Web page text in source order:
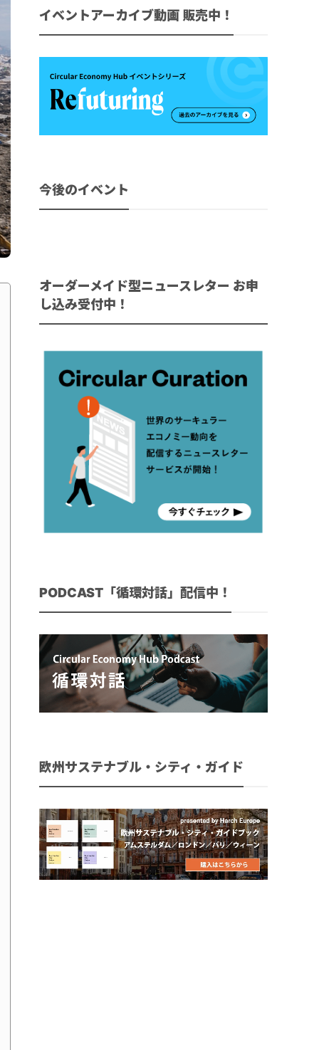
イベントアーカイブ動画 販売中！
今後のイベント
オーダーメイド型ニュースレター お申
し込み受付中！
PODCAST「循環対話」配信中！
欧州サステナブル・シティ・ガイド